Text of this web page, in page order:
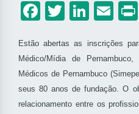
Facebook
Twitter
Estão abertas as inscrições
Médico/Mídia de
Médicos de Pernambuco
seus 80 anos de fundação. O
relacionamento entre os